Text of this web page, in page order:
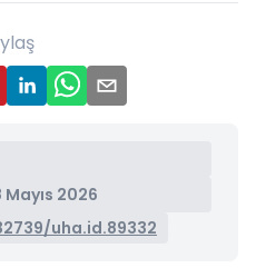
Mayıs 2026
uha.id.89332